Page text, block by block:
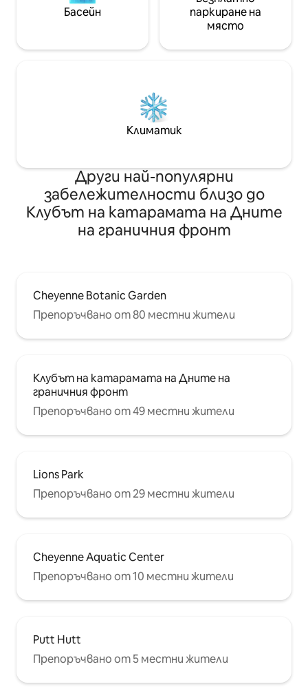
Басейн
паркиране на
място
Климатик
Други най-популярни
забележителности близо до
Клубът на катарамата на Дните
на граничния фронт
Cheyenne Botanic Garden
Препоръчвано от 80 местни жители
Клубът на катарамата на Дните на
граничния фронт
Препоръчвано от 49 местни жители
Lions Park
Препоръчвано от 29 местни жители
Cheyenne Aquatic Center
Препоръчвано от 10 местни жители
Putt Hutt
Препоръчвано от 5 местни жители